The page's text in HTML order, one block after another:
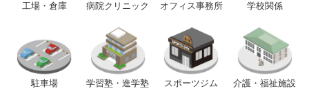
工場・倉庫 病院クリニック オフィス事務所 学校関係
駐車場 学習塾・進学塾 スポーツジム 介護・福祉施設